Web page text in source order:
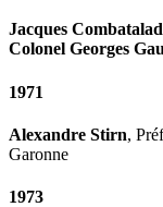
Jacques
Colonel Georges
1971
Alexandre Stirn,
Garonne
1973